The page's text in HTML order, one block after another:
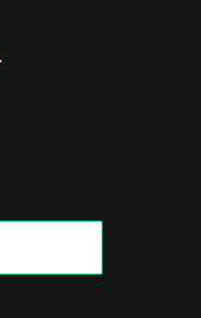
.
in neuem Tab
an – öffnet in neuem
YouTube an – öffnet